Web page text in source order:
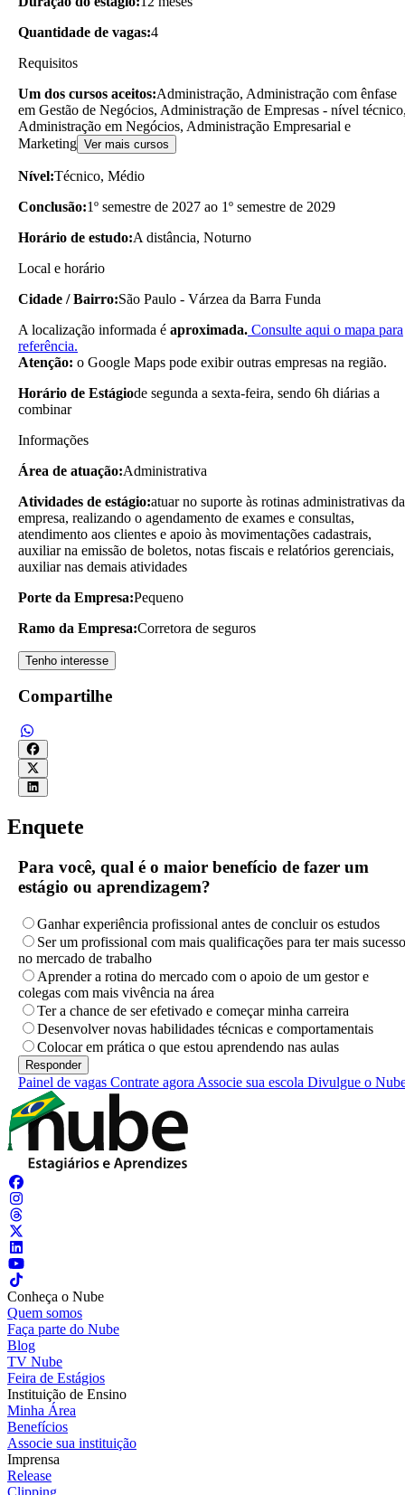
Quantidade de vagas:4
Requisitos
Um dos cursos aceitos:Administração, Administração com ênfase
em Gestão de Negócios, Administração de Empresas - nível
Administração em Negócios, Administração Empresarial e
Marketing Ver mais cursos
Nível:Técnico, Médio
Conclusão:1º semestre de 2027 ao 1º semestre de 2029
Horário de estudo:A distância, Noturno
Local e horário
Cidade / Bairro:São Paulo - Várzea da Barra Funda
A localização informada é aproximada. Consulte aqui o mapa para
referência.
Atenção: o Google Maps pode exibir outras empresas na região.
Horário de Estágiode segunda a sexta-feira, sendo 6h diárias a
combinar
Informações
Área de atuação:Administrativa
Atividades de estágio:atuar no suporte às rotinas administrativas da
empresa, realizando o agendamento de exames e consultas,
atendimento aos clientes e apoio às movimentações cadastrais,
auxiliar na emissão de boletos, notas fiscais e relatórios gerenciais,
auxiliar nas demais atividades
Porte da Empresa:Pequeno
Ramo da Empresa:Corretora de seguros
Tenho interesse
Compartilhe
Enquete
Para você, qual é o maior benefício de fazer um
estágio ou aprendizagem?
Ganhar experiência profissional antes de concluir os estudos
Ser um profissional com mais qualificações para ter mais sucesso
no mercado de trabalho
Aprender a rotina do mercado com o apoio de um gestor e
colegas com mais vivência na área
Ter a chance de ser efetivado e começar minha carreira
Desenvolver novas habilidades técnicas e comportamentais
Colocar em prática o que estou aprendendo nas aulas
Painel de vagas Contrate agora Associe sua escola Divulgue o
Conheça o Nube
Quem somos
Faça parte do Nube
Blog
TV Nube
Feira de Estágios
Instituição de Ensino
Minha Área
Benefícios
Associe sua instituição
Imprensa
Release
Clipping